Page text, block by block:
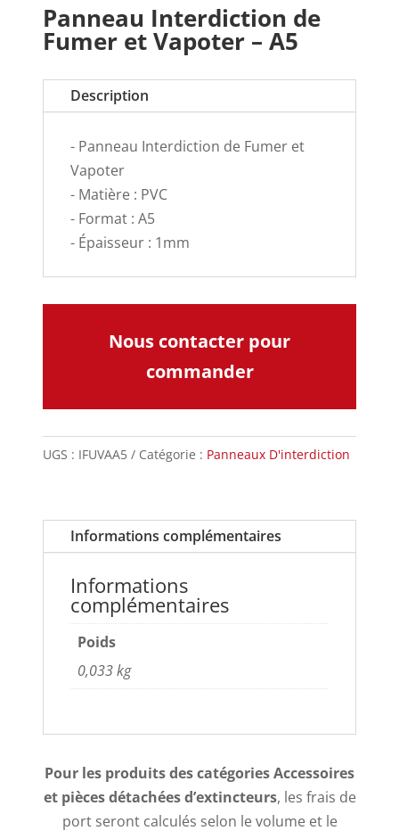
Panneau Interdiction de
Fumer et Vapoter – A5
Description
- Panneau Interdiction de Fumer et
Vapoter
- Matière : PVC
- Format : A5
- Épaisseur : 1mm
Nous contacter pour
commander
UGS : IFUVAA5 Catégorie : Panneaux D'interdiction
Informations complémentaires
Informations
complémentaires
Poids
0,033 kg
Pour les produits des catégories Accessoires
et pièces détachées d’extincteurs, les frais de
port seront calculés selon le volume et le